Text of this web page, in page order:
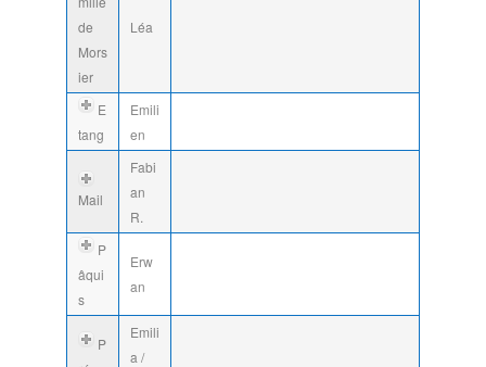
de
Mors
ier
Léa
E
tang
Emili
en
Mail
Fabi
an
R.
P
âqui
s
Erw
an
P
Emili
a /